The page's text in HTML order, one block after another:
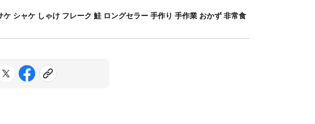
シャケ しゃけ フレーク 鮭 ロングセラー 手作り 手作業 おかず 非常食